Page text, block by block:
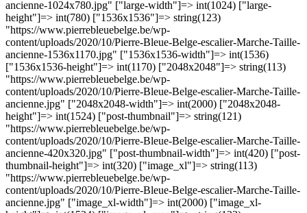
ancienne-1024x780.jpg" ["large-width"]=> int(1024) ["large-
height"]=> int(780) ["1536x1536"]=> string(123)
"https://www.pierrebleuebelge.be/wp-
content/uploads/2020/10/Pierre-Bleue-Belge-escalier-Marche-Taille-
ancienne-1536x1170.jpg" ["1536x1536-width"]=> int(1536)
["1536x1536-height"]=> int(1170) ["2048x2048"]=> string(113)
"https://www.pierrebleuebelge.be/wp-
content/uploads/2020/10/Pierre-Bleue-Belge-escalier-Marche-Taille-
ancienne.jpg" ["2048x2048-width"]=> int(2000) ["2048x2048-
height"]=> int(1524) ["post-thumbnail"]=> string(121)
"https://www.pierrebleuebelge.be/wp-
content/uploads/2020/10/Pierre-Bleue-Belge-escalier-Marche-Taille-
ancienne-420x320.jpg" ["post-thumbnail-width"]=> int(420) ["post-
thumbnail-height"]=> int(320) ["image_xl"]=> string(113)
"https://www.pierrebleuebelge.be/wp-
content/uploads/2020/10/Pierre-Bleue-Belge-escalier-Marche-Taille-
ancienne.jpg" ["image_xl-width"]=> int(2000) ["image_xl-